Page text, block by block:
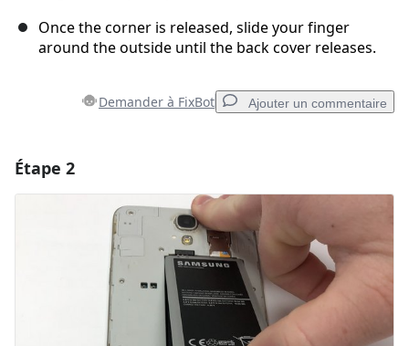
Once the corner is released, slide your finger
around the outside until the back cover releases.
Demander à FixBot Ajouter un commentaire
Ajouter un commentaire
Annuler Publier un commentaire
Étape 2